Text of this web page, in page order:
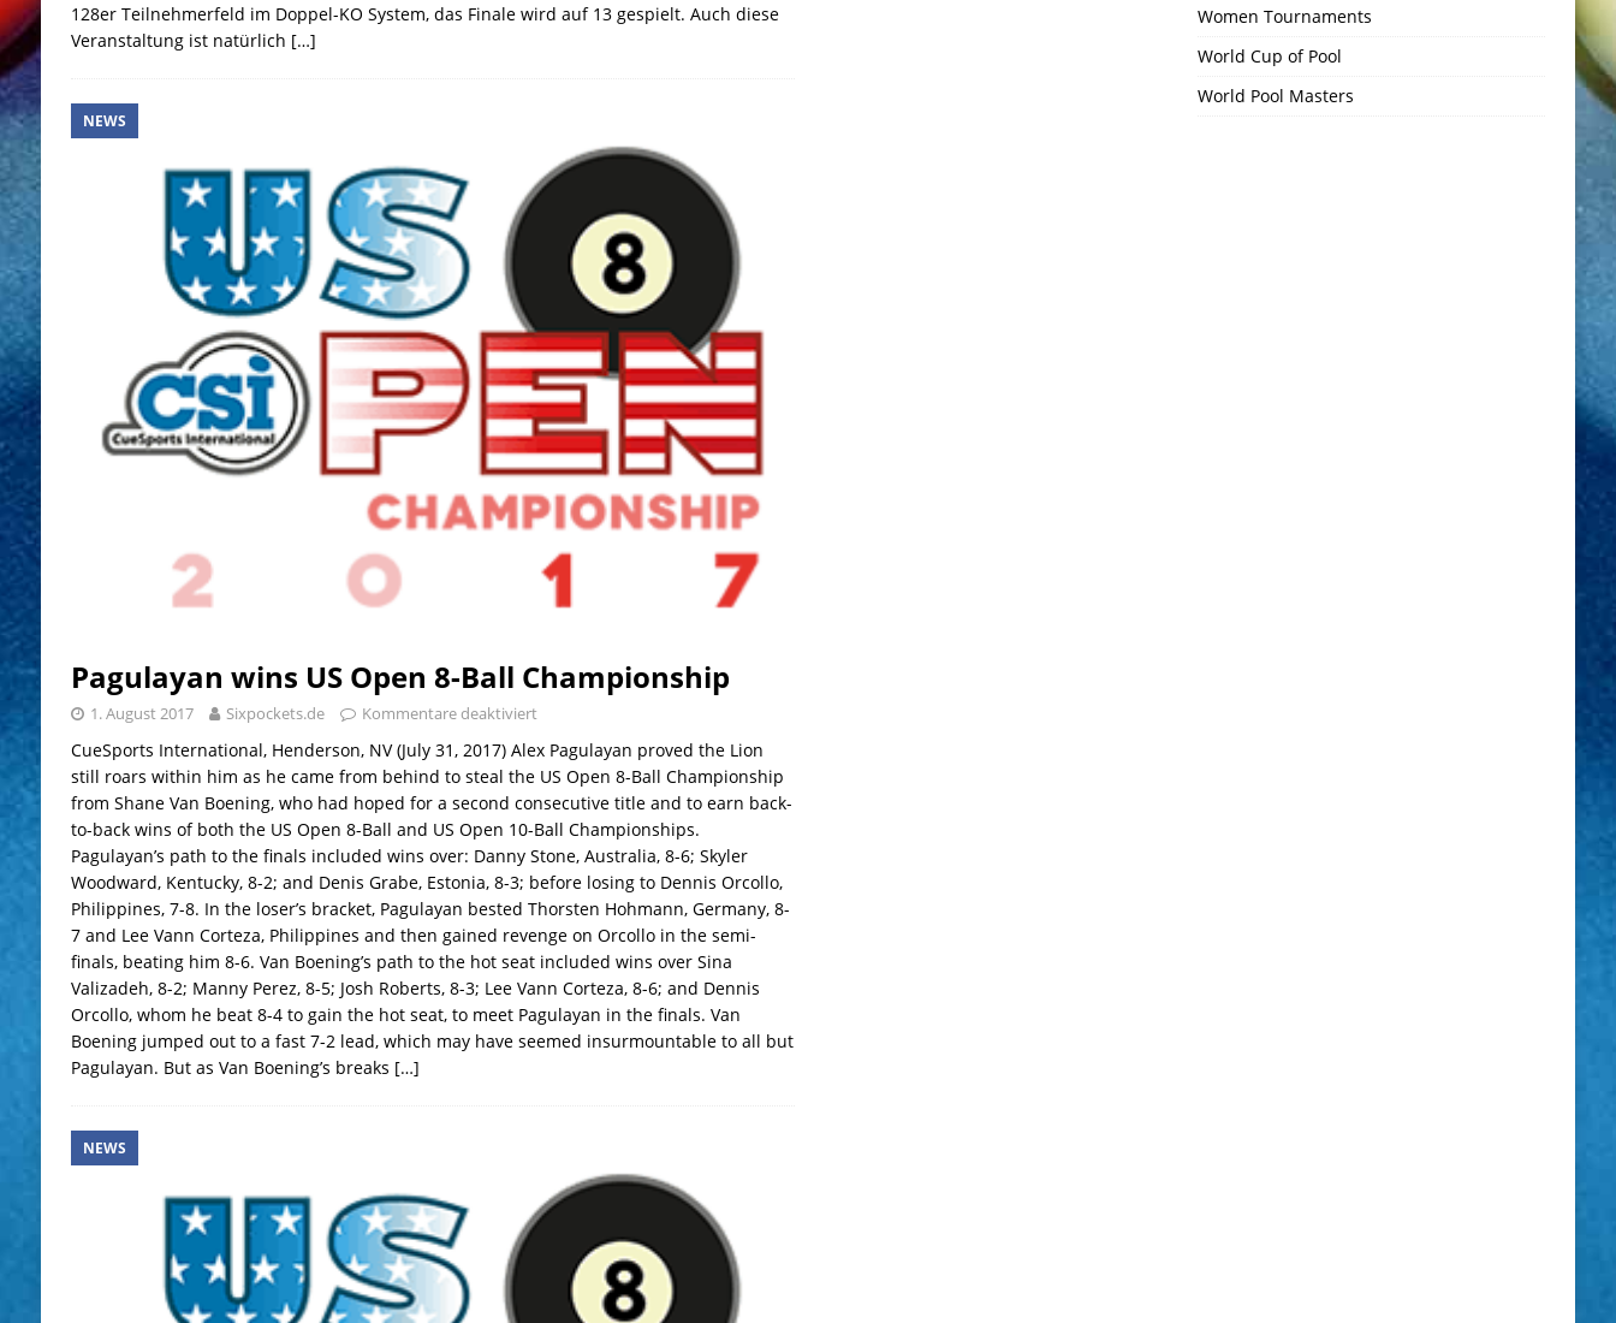
128er Teilnehmerfeld im Doppel-KO System, das Finale wird auf 13 gespielt. Auch diese
Veranstaltung ist natürlich […]
NEWS
Pagulayan wins US Open 8-Ball Championship
1. August 2017 Sixpockets.de Kommentare deaktiviert
CueSports International, Henderson, NV (July 31, 2017) Alex Pagulayan proved the Lion
still roars within him as he came from behind to steal the US Open 8-Ball Championship
from Shane Van Boening, who had hoped for a second consecutive title and to earn back-
to-back wins of both the US Open 8-Ball and US Open 10-Ball Championships.
Pagulayan’s path to the finals included wins over: Danny Stone, Australia, 8-6; Skyler
Woodward, Kentucky, 8-2; and Denis Grabe, Estonia, 8-3; before losing to Dennis Orcollo,
Philippines, 7-8. In the loser’s bracket, Pagulayan bested Thorsten Hohmann, Germany, 8-
7 and Lee Vann Corteza, Philippines and then gained revenge on Orcollo in the semi-
finals, beating him 8-6. Van Boening’s path to the hot seat included wins over Sina
Valizadeh, 8-2; Manny Perez, 8-5; Josh Roberts, 8-3; Lee Vann Corteza, 8-6; and Dennis
Orcollo, whom he beat 8-4 to gain the hot seat, to meet Pagulayan in the finals. Van
Boening jumped out to a fast 7-2 lead, which may have seemed insurmountable to all but
Pagulayan. But as Van Boening’s breaks […]
NEWS
Women Tournaments
World Cup of Pool
World Pool Masters